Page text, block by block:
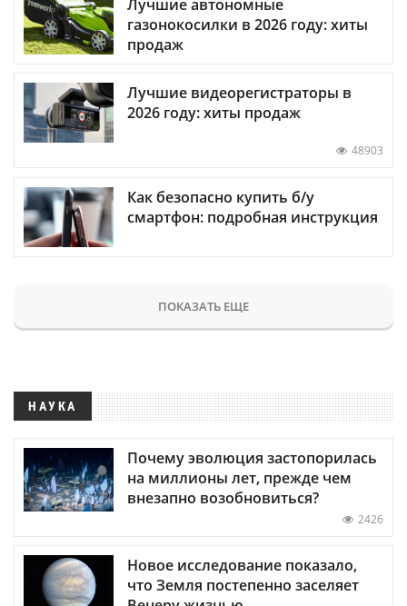
Лучшие автономные
газонокосилки в 2026 году: хиты
продаж
Лучшие видеорегистраторы в
2026 году: хиты продаж
48903
Как безопасно купить б/у
смартфон: подробная инструкция
ПОКАЗАТЬ ЕЩЕ
НАУКА
Почему эволюция застопорилась
на миллионы лет, прежде чем
внезапно возобновиться?
2426
Новое исследование показало,
что Земля постепенно заселяет